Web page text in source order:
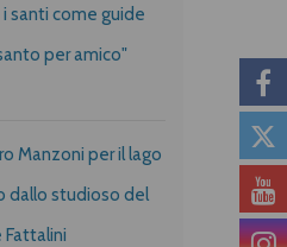
santi come guide
per amico"
Manzoni per il lago
dallo studioso del
Fattalini